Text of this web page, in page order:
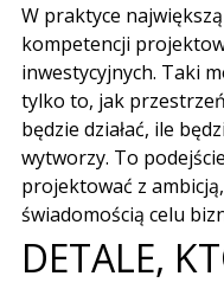
W praktyce
kompetencji
inwestycyjnych. Taki
tylko to, jak
będzie działać, ile
wytworzy. To
projektować z
świadomością celu
DETALE,